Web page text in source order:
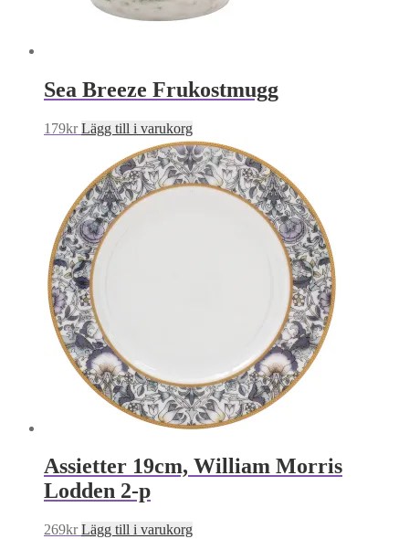
Sea Breeze Frukostmugg
179kr Lägg till i varukorg
Assietter 19cm, William Morris
Lodden 2-p
269kr Lägg till i varukorg